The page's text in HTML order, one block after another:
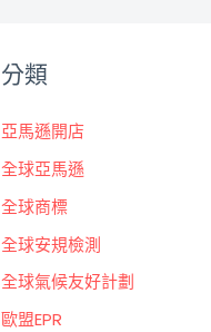
分類
亞馬遜開店
全球亞馬遜
全球商標
全球安規檢測
全球氣候友好計劃
歐盟EPR